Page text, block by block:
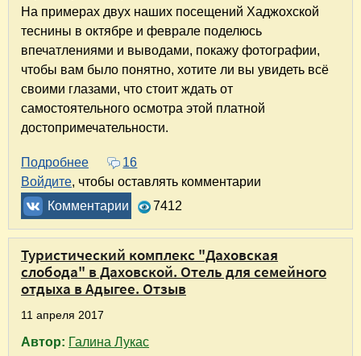
На примерах двух наших посещений Хаджохской
теснины в октябре и феврале поделюсь
впечатлениями и выводами, покажу фотографии,
чтобы вам было понятно, хотите ли вы увидеть всё
своими глазами, что стоит ждать от
самостоятельного осмотра этой платной
достопримечательности.
Подробнее о Достопримечательности Адыгеи. Часть 2.
16
Войдите, чтобы оставлять комментарии
Комментарии
7412
Туристический комплекс "Даховская
слобода" в Даховской. Отель для семейного
отдыха в Адыгее. Отзыв
11 апреля 2017
Автор: Галина Лукас